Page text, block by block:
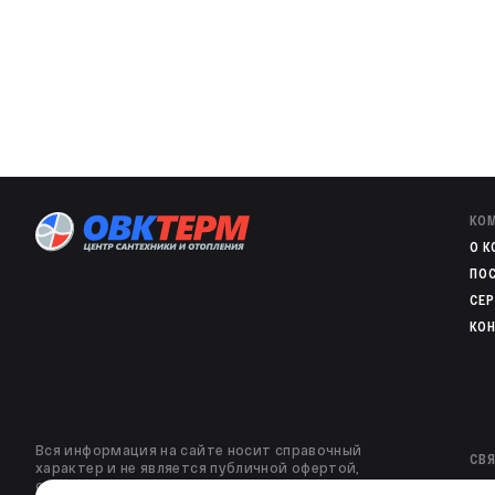
Вся информация на сайте носит справочный
характер и не является публичной офертой,
определяемой статьей 437 ГК РФ. Изображения и
O